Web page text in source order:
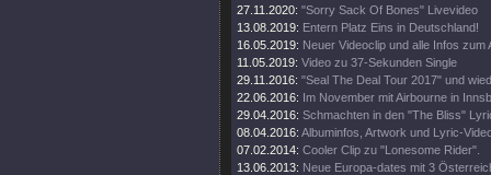
27.11.2020: "Sorry Sack Of Bones" Livevideo
13.08.2019: Entern Platz Eins in Deutschland!
16.05.2019: Neuer Videoclip und alle Infos zum
11.05.2019: Video zu 37-Sekunden Single
29.11.2016: "Seal The Deal Tour 2017" und
22.06.2016: Im November mit Airbourne in
29.04.2016: Schmachten in den "The Bliss"
08.04.2016: Albuminfos, Artwork und Lyric-
07.02.2014: Cooler Clip zu "Lonesome Rider".
13.06.2013: Neue Europa-dates mit 3